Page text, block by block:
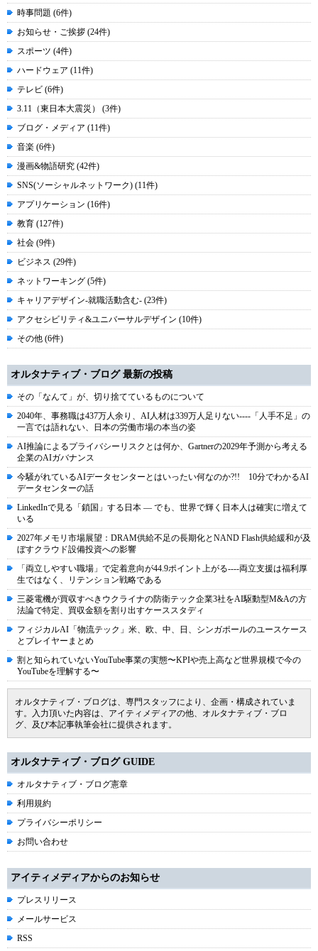
時事問題 (6件)
お知らせ・ご挨拶 (24件)
スポーツ (4件)
ハードウェア (11件)
テレビ (6件)
3.11（東日本大震災） (3件)
ブログ・メディア (11件)
音楽 (6件)
漫画&物語研究 (42件)
SNS(ソーシャルネットワーク) (11件)
アプリケーション (16件)
教育 (127件)
社会 (9件)
ビジネス (29件)
ネットワーキング (5件)
キャリアデザイン-就職活動含む- (23件)
アクセシビリティ&ユニバーサルデザイン (10件)
その他 (6件)
オルタナティブ・ブログ 最新の投稿
その「なんて」が、切り捨てているものについて
2040年、事務職は437万人余り、AI人材は339万人足りない----「人手不足」の
一言では語れない、日本の労働市場の本当の姿
AI推論によるプライバシーリスクとは何か、Gartnerの2029年予測から考える
企業のAIガバナンス
今騒がれているAIデータセンターとはいったい何なのか?!! 10分でわかるAI
データセンターの話
LinkedInで見る「鎖国」する日本 ― でも、世界で輝く日本人は確実に増えて
いる
2027年メモリ市場展望：DRAM供給不足の長期化とNAND Flash供給緩和が及
ぼすクラウド設備投資への影響
「両立しやすい職場」で定着意向が44.9ポイント上がる----両立支援は福利厚
生ではなく、リテンション戦略である
三菱電機が買収すべきウクライナの防衛テック企業3社をAI駆動型M&Aの方
法論で特定、買収金額を割り出すケーススタディ
フィジカルAI「物流テック」米、欧、中、日、シンガポールのユースケース
とプレイヤーまとめ
割と知られていないYouTube事業の実態〜KPIや売上高など世界規模で今の
YouTubeを理解する〜
オルタナティブ・ブログは、専門スタッフにより、企画・構成されていま
す。入力頂いた内容は、アイティメディアの他、オルタナティブ・ブロ
グ、及び本記事執筆会社に提供されます。
オルタナティブ・ブログ GUIDE
オルタナティブ・ブログ憲章
利用規約
プライバシーポリシー
お問い合わせ
アイティメディアからのお知らせ
プレスリリース
メールサービス
RSS